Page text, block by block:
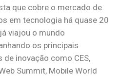
que cobre o mercado de
em tecnologia há quase 20
viajou o mundo
os principais
de inovação como CES,
Summit, Mobile World